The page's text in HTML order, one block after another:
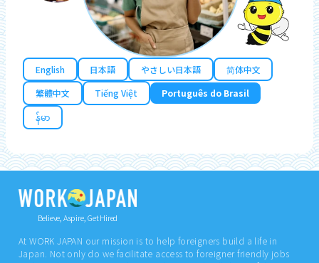
English 日本語 やさしい日本語
简体中文
繁體中文
Tiếng Việt
Português do Brasil
န်မာ
Believe, Aspire, Get Hired
At WORK JAPAN our mission is to help foreigners build a life in
Japan. Not only do we facilitate access to foreigner friendly jobs